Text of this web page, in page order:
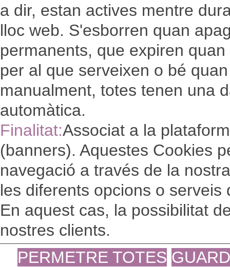
a dir, estan actives mentre
lloc web. S'esborren quan
permanents, que expiren
per al que serveixen o bé
manualment, totes tenen una
automàtica.
Finalitat:Associat a la
(banners). Aquestes Cookies
navegació a través de la
les diferents opcions o serveis
En aquest cas, la possibilitat
nostres clients.
PERMETRE TOTES